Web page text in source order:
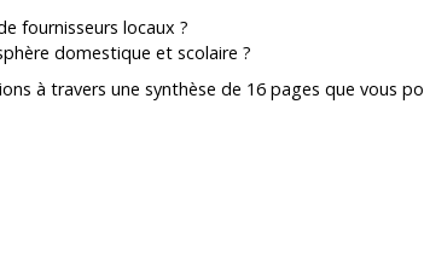
fournisseurs locaux ?
domestique et scolaire ?
à travers une synthèse de 16 pages que vous